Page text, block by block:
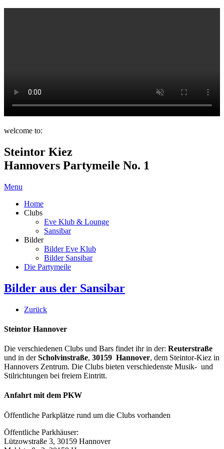
welcome to:
Steintor Kiez
Hannovers Partymeile No. 1
Menu
Home
Clubs
Eve Klub & Lounge
Sansibar
Bilder
Bilder Eve Klub
Bilder Sansibar
Die Partymeile
Bilder aus der Sansibar
Zurück
Steintor Hannover
Die verschiedenen Clubs und Bars findet ihr in der: Reuterstraße
und in derScholvinstraße, 30159 Hannover, dem Steintor-Kiez in
Hannovers Zentrum. Die Clubs bieten verschiedenste Musik- und
Stilrichtungen bei freiem Eintritt.
Anfahrt mit dem PKW
Öffentliche Parkplätze rund um die Clubs vorhanden
Öffentliche Parkhäuser:
Lützowstraße 3, 30159 Hannover